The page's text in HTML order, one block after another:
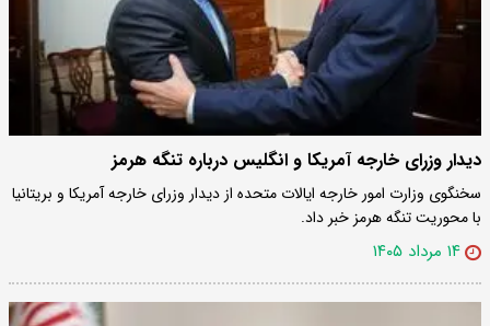
دیدار وزرای خارجه آمریکا و انگلیس درباره تنگه هرمز
سخنگوی وزارت امور خارجه ایالات متحده از دیدار وزرای خارجه آمریکا و بریتانیا
با محوریت تنگه هرمز خبر داد.
۱۴ مرداد ۱۴۰۵